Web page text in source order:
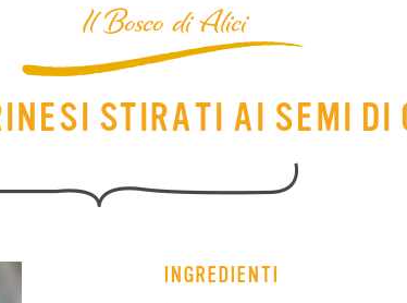
Il Bosco di Alici
STIRATI AI SEMI DI
INGREDIENTI